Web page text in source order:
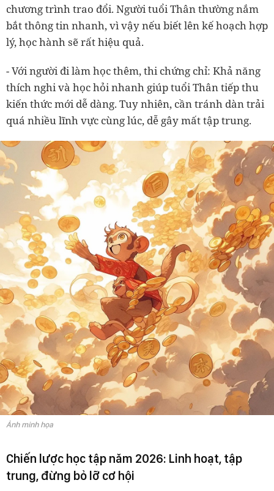
chương trình trao đổi. Người tuổi Thân thường nắm
bắt thông tin nhanh, vì vậy nếu biết lên kế hoạch hợp
lý, học hành sẽ rất hiệu quả.
- Với người đi làm học thêm, thi chứng chỉ: Khả năng
thích nghi và học hỏi nhanh giúp tuổi Thân tiếp thu
kiến thức mới dễ dàng. Tuy nhiên, cần tránh dàn trải
quá nhiều lĩnh vực cùng lúc, dễ gây mất tập trung.
Ảnh minh họa
Chiến lược học tập năm 2026: Linh hoạt, tập
trung, đừng bỏ lỡ cơ hội